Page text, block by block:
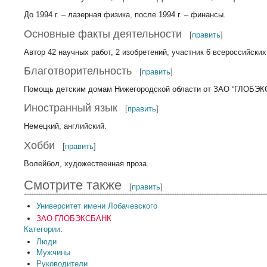
До 1994 г. – лазерная физика, после 1994 г. – финансы.
Основные факты деятельности [править]
Автор 42 научных работ, 2 изобретений, участник 6
Благотворительность [править]
Помощь детским домам Нижегородской области от ЗАО
Иностранный язык [править]
Немецкий, английский.
Хобби [править]
Волейбол, художественная проза.
Смотрите также [править]
Университет имени Лобачевского
ЗАО ГЛОБЭКСБАНК
Категории:
Люди
Мужчины
Руководители